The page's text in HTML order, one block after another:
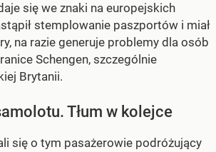
się we znaki na europejskich
stemplowanie paszportów i miał
na razie generuje problemy dla osób
Schengen, szczególnie
Brytanii.
Tłum w kolejce
się o tym pasażerowie podróżujący